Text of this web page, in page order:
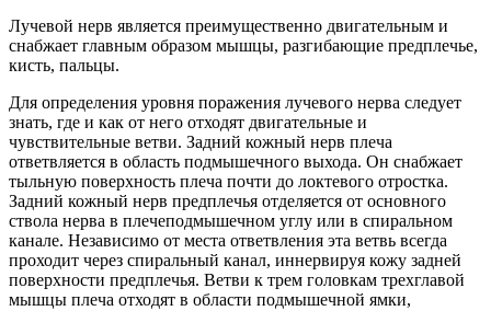
Лучевой нерв является преимущественно двигательным и
снабжает главным образом мышцы, разгибающие предплечье,
кисть, пальцы.
Для определения уровня поражения лучевого нерва следует
знать, где и как от него отходят двигательные и
чувствительные ветви. Задний кожный нерв плеча
ответвляется в область подмышечного выхода. Он снабжает
тыльную поверхность плеча почти до локтевого отростка.
Задний кожный нерв предплечья отделяется от основного
ствола нерва в плечеподмышечном углу или в спиральном
канале. Независимо от места ответвления эта ветвь всегда
проходит через спиральный канал, иннервируя кожу задней
поверхности предплечья. Ветви к трем головкам трехглавой
мышцы плеча отходят в области подмышечной ямки,